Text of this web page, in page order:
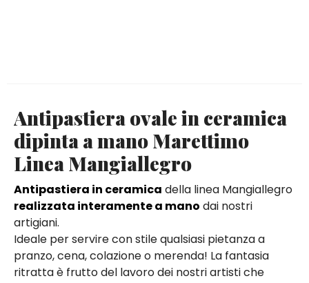
Antipastiera ovale in ceramica
dipinta a mano Marettimo
Linea Mangiallegro
Antipastiera in ceramica della linea Mangiallegro
realizzata interamente a mano dai nostri
artigiani.
Ideale per servire con stile qualsiasi pietanza a
pranzo, cena, colazione o merenda! La fantasia
ritratta è frutto del lavoro dei nostri artisti che